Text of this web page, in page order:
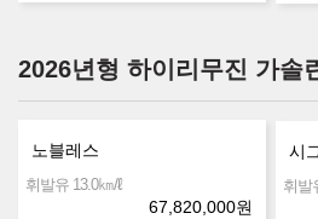
2026년형 하이리무진 가솔
노블레스
휘발유 13.0㎞/ℓ
67,820,000원
시
휘발